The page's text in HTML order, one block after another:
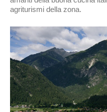
agriturismi della zona.